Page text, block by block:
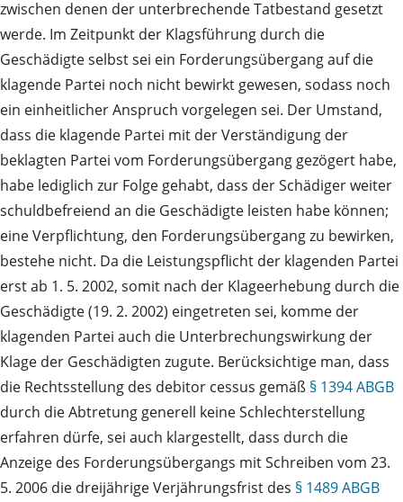
zwischen denen der unterbrechende Tatbestand gesetzt
werde. Im Zeitpunkt der Klagsführung durch die
Geschädigte selbst sei ein Forderungsübergang auf die
klagende Partei noch nicht bewirkt gewesen, sodass noch
ein einheitlicher Anspruch vorgelegen sei. Der Umstand,
dass die klagende Partei mit der Verständigung der
beklagten Partei vom Forderungsübergang gezögert habe,
habe lediglich zur Folge gehabt, dass der Schädiger weiter
schuldbefreiend an die Geschädigte leisten habe können;
eine Verpflichtung, den Forderungsübergang zu bewirken,
bestehe nicht. Da die Leistungspflicht der klagenden Partei
erst ab 1. 5. 2002, somit nach der Klageerhebung durch die
Geschädigte (19. 2. 2002) eingetreten sei, komme der
klagenden Partei auch die Unterbrechungswirkung der
Klage der Geschädigten zugute. Berücksichtige man, dass
die Rechtsstellung des debitor cessus gemäß § 1394 ABGB
durch die Abtretung generell keine Schlechterstellung
erfahren dürfe, sei auch klargestellt, dass durch die
Anzeige des Forderungsübergangs mit Schreiben vom 23.
5. 2006 die dreijährige Verjährungsfrist des § 1489 ABGB